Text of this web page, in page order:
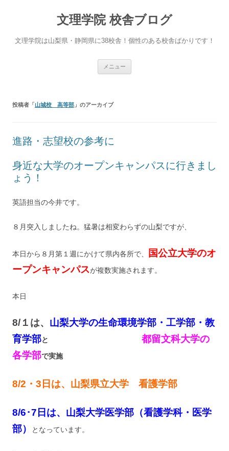
文理学院 校舎ブログ
文理学院は山梨県・静岡県に38校舎！個性のある校舎ばかりです！
メニュー
投稿者「山城校 高等部 」のアーカイブ
進路・志望校の参考に
身近な大学のオープンキャンパスに行きまし
ょう！
英語担当の今井です。
８月突入しましたね。猛暑は相変わらずの山梨ですが、
本日から８月第１週にかけて県内各所で、
国公立大学のオ
ープンキャンパスが複数実施されます。
本日
8/１ は、 山梨大学の生命環境学部・工学部・教
育学部と 都留文科大学の
各学部で実施
8/2・3日は、山梨県立大学 看護学部
8/6･7日は、山梨大学医学部（看護学科・医学
部）
となっています。